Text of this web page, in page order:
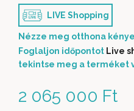
2 065 000 Ft
LIVE Shopping
Nézze meg otthona
Foglaljon időpontot Live
tekintse meg a terméket